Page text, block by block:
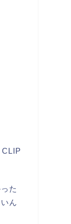
CLIP
た
ん